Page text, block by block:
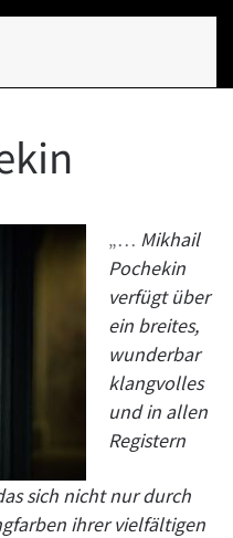
„… Mikhail
Pochekin
verfügt über
ein breites,
wunderbar
klangvolles
und in allen
Registern
sich nicht nur durch
ihrer vielfältigen